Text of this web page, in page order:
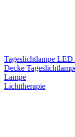
Tageslichtlampe LED
Decke
Lampe
Lichttherapie